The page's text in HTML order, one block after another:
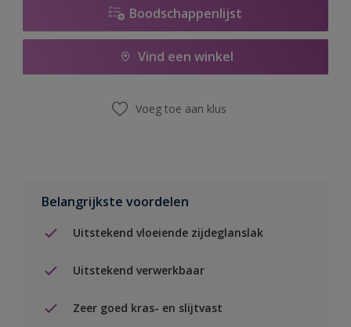
Boodschappenlijst
Vind een winkel
Voeg toe aan klus
Belangrijkste voordelen
Uitstekend vloeiende zijdeglanslak
Uitstekend verwerkbaar
Zeer goed kras- en slijtvast